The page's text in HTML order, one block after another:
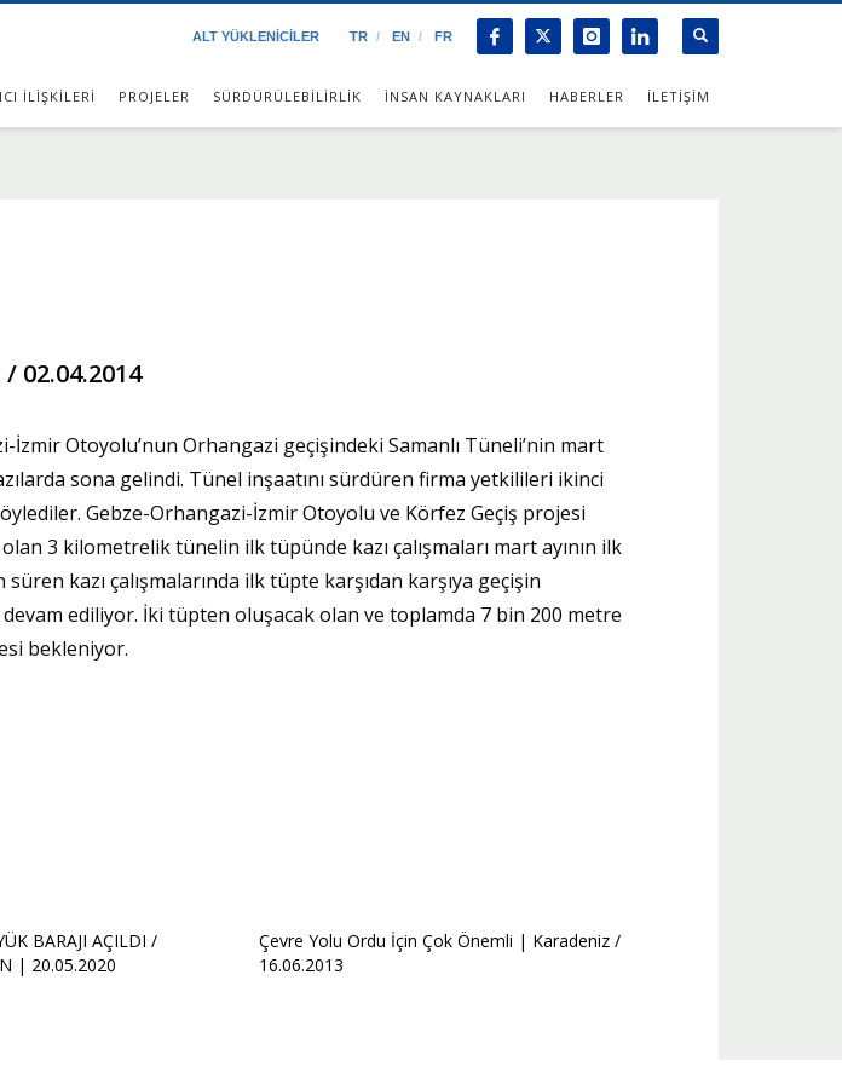
ALT YÜKLENİCİLER TR EN FR
İLİŞKİLERİ PROJELER SÜRDÜRÜLEBİLİRLİK İNSAN KAYNAKLARI HABERLER İLETİŞİM
02.04.2014
Otoyolu’nun Orhangazi geçişindeki Samanlı Tüneli’nin mart
sona gelindi. Tünel inşaatını sürdüren firma yetkilileri ikinci
Gebze-Orhangazi-İzmir Otoyolu ve Körfez Geçiş projesi
3 kilometrelik tünelin ilk tüpünde kazı çalışmaları mart ayının ilk
kazı çalışmalarında ilk tüpte karşıdan karşıya geçişin
ediliyor. İki tüpten oluşacak olan ve toplamda 7 bin 200 metre
bekleniyor.
BARAJI AÇILDI /
| 20.05.2020
Çevre Yolu Ordu İçin Çok Önemli | Karadeniz /
16.06.2013